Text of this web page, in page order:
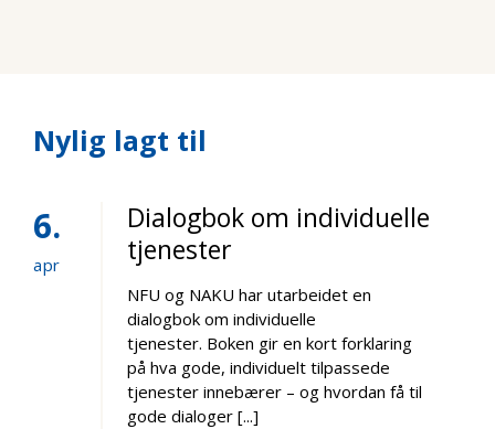
Nylig lagt til
6
apr
Dialogbok om individuelle
tjenester
NFU og NAKU har utarbeidet en
dialogbok om individuelle
tjenester. Boken gir en kort forklaring
på hva gode, individuelt tilpassede
tjenester innebærer – og hvordan få til
gode dialoger [...]